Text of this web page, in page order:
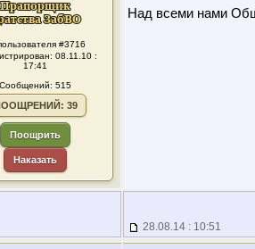
#3716
08.11.10 :
17:41
Сообщений: 515
39
Поощрить
Наказать
Над всеми нами
28.08.14 : 10:51